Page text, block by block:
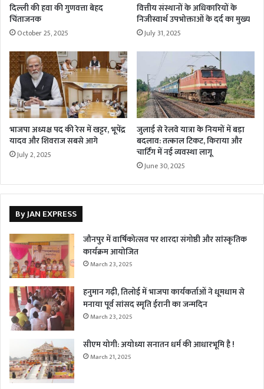
दिल्ली की हवा की गुणवत्ता बेहद
चिंताजनक
October 25, 2025
वित्तीय संस्थानों के अधिकारियों के
निजीस्वार्थ उपभोक्ताओं के दर्द का मुख्य
July 31, 2025
भाजपा अध्यक्ष पद की रेस में खट्टर, भूपेंद्र
यादव और शिवराज सबसे आगे
July 2, 2025
जुलाई से रेलवे यात्रा के नियमों में बड़ा
बदलाव: तत्काल टिकट, किराया और
चार्टिंग में नई व्यवस्था लागू
June 30, 2025
By JAN EXPRESS
जौनपुर में वार्षिकोत्सव पर शारदा संगोष्ठी और सांस्कृतिक
कार्यक्रम आयोजित
March 23, 2025
हनुमान गढ़ी, तिलोई में भाजपा कार्यकर्ताओं ने धूमधाम से
मनाया पूर्व सांसद स्मृति ईरानी का जन्मदिन
March 23, 2025
सीएम योगी: अयोध्या सनातन धर्म की आधारभूमि है !
March 21, 2025